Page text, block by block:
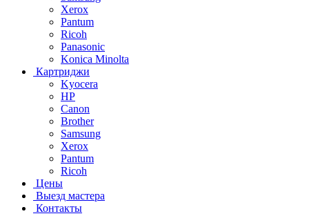
Xerox
Pantum
Ricoh
Panasonic
Konica Minolta
Картриджи
Kyocera
HP
Canon
Brother
Samsung
Xerox
Pantum
Ricoh
Цены
Выезд мастера
Контакты